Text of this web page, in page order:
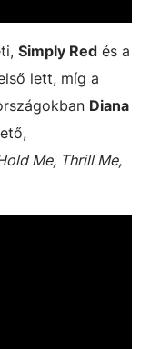
Simply Red és a
lett, míg a
Diana
Me, Thrill Me,